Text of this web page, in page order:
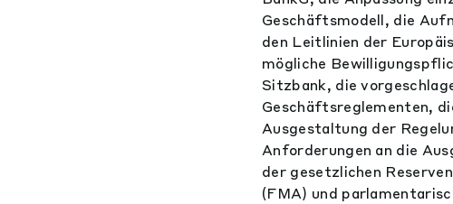
Geschäftsmodell, die
den Leitlinien der
mögliche
Sitzbank, die
Geschäftsreglementen,
Ausgestaltung der
Anforderungen an die
der gesetzlichen
(FMA) und